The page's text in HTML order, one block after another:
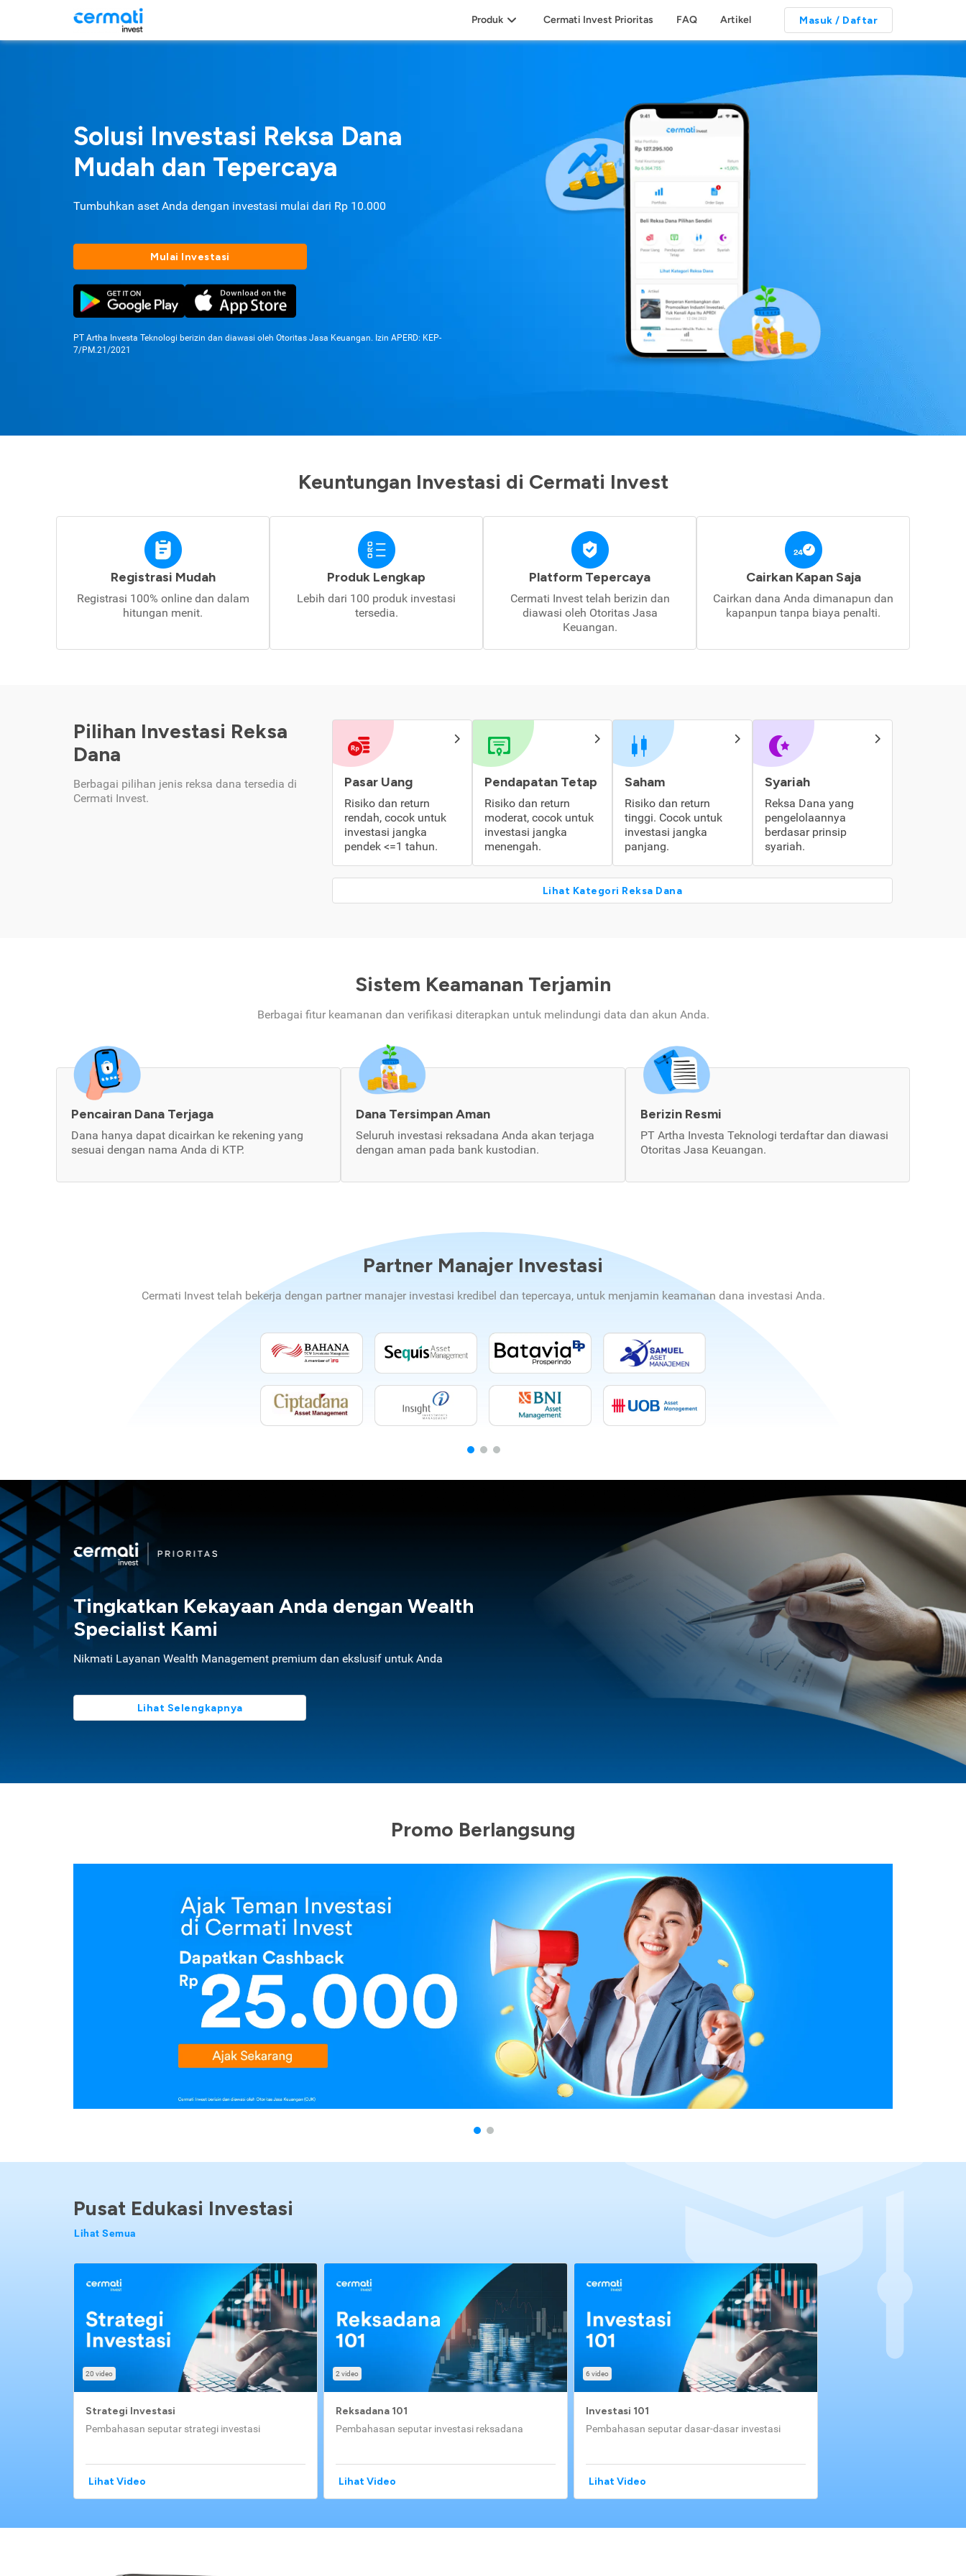
Produk Cermati Invest Prioritas FAQ Artikel Masuk / Daftar
Solusi Investasi Reksa Dana
Mudah dan Tepercaya
Tumbuhkan aset Anda dengan investasi mulai dari Rp 10.000
Mulai Investasi
PT Artha Investa Teknologi berizin dan diawasi oleh Otoritas Jasa Keuangan. Izin APERD: KEP-
7/PM.21/2021
Keuntungan Investasi di Cermati Invest
Registrasi Mudah
Registrasi 100% online dan dalam
hitungan menit.
Produk Lengkap
Lebih dari 100 produk investasi
tersedia.
Platform Tepercaya
Cermati Invest telah berizin dan
diawasi oleh Otoritas Jasa
Keuangan.
Cairkan Kapan Saja
Cairkan dana Anda dimanapun dan
kapanpun tanpa biaya penalti.
Pilihan Investasi Reksa
Dana
Berbagai pilihan jenis reksa dana tersedia di
Cermati Invest.
Pasar Uang
Risiko dan return
rendah, cocok untuk
investasi jangka
pendek <=1 tahun.
Pendapatan Tetap
Risiko dan return
moderat, cocok untuk
investasi jangka
menengah.
Saham
Risiko dan return
tinggi. Cocok untuk
investasi jangka
panjang.
Syariah
Reksa Dana yang
pengelolaannya
berdasar prinsip
syariah.
Lihat Kategori Reksa Dana
Sistem Keamanan Terjamin
Berbagai fitur keamanan dan verifikasi diterapkan untuk melindungi data dan akun Anda.
Pencairan Dana Terjaga
Dana hanya dapat dicairkan ke rekening yang
sesuai dengan nama Anda di KTP.
Dana Tersimpan Aman
Seluruh investasi reksadana Anda akan terjaga
dengan aman pada bank kustodian.
Berizin Resmi
PT Artha Investa Teknologi terdaftar dan diawasi
Otoritas Jasa Keuangan.
Partner Manajer Investasi
Cermati Invest telah bekerja dengan partner manajer investasi kredibel dan tepercaya, untuk menjamin keamanan dana investasi Anda.
Tingkatkan Kekayaan Anda dengan Wealth
Specialist Kami
Nikmati Layanan Wealth Management premium dan ekslusif untuk Anda
Lihat Selengkapnya
Promo Berlangsung
Pusat Edukasi Investasi
Lihat Semua
20 video
Strategi Investasi
Pembahasan seputar strategi investasi
Lihat Video
2 video
Reksadana 101
Pembahasan seputar investasi reksadana
Lihat Video
6 video
Investasi 101
Pembahasan seputar dasar-dasar investasi
Lihat Video